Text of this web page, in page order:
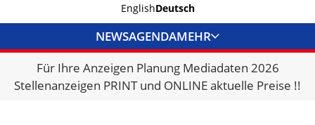
EnglishDeutsch
NEWSAGENDAMEHR
BRANCHENLINKS
VERMIETER
Für Ihre Anzeigen Planung Mediadaten 2026
Stellenanzeigen PRINT und ONLINE aktuelle Preise !!